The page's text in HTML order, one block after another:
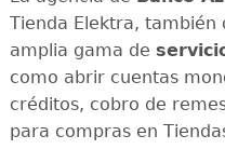
Tienda Elektra, también
amplia gama de
como abrir cuentas
créditos, cobro de
para compras en